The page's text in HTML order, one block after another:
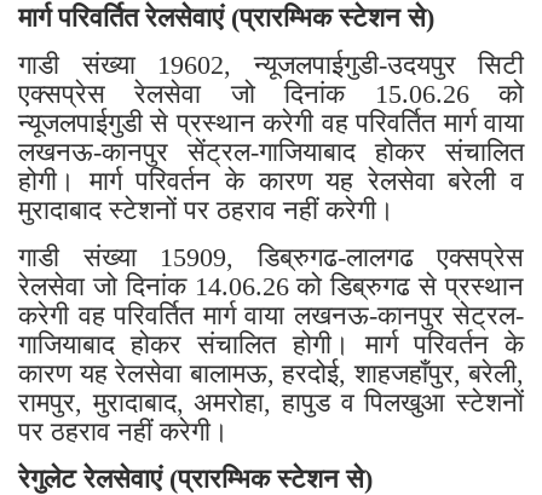
मार्ग परिवर्तित रेलसेवाएं (प्रारम्भिक स्टेशन से)
गाडी संख्या 19602, न्यूजलपाईगुडी-उदयपुर सिटी
एक्सप्रेस रेलसेवा जो दिनांक 15.06.26 को
न्यूजलपाईगुडी से प्रस्थान करेगी वह परिवर्तित मार्ग वाया
लखनऊ-कानपुर सेंट्रल-गाजियाबाद होकर संचालित
होगी। मार्ग परिवर्तन के कारण यह रेलसेवा बरेली व
मुरादाबाद स्टेशनों पर ठहराव नहीं करेगी।
गाडी संख्या 15909, डिब्रुगढ-लालगढ एक्सप्रेस
रेलसेवा जो दिनांक 14.06.26 को डिब्रुगढ से प्रस्थान
करेगी वह परिवर्तित मार्ग वाया लखनऊ-कानपुर सेट्रल-
गाजियाबाद होकर संचालित होगी। मार्ग परिवर्तन के
कारण यह रेलसेवा बालामऊ, हरदोई, शाहजहाँपुर, बरेली,
रामपुर, मुरादाबाद, अमरोहा, हापुड व पिलखुआ स्टेशनों
पर ठहराव नहीं करेगी।
रेगुलेट रेलसेवाएं (प्रारम्भिक स्टेशन से)